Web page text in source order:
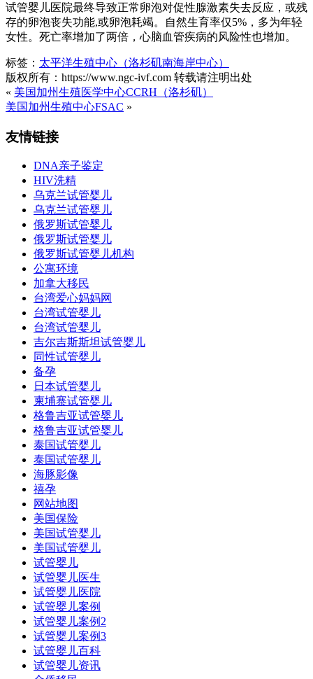
试管婴儿医院最终导致正常卵泡对促性腺激素失去反应，或残
存的卵泡丧失功能,或卵泡耗竭。自然生育率仅5%，多为年轻
女性。死亡率增加了两倍，心脑血管疾病的风险性也增加。
标签： 太平洋生殖中心（洛杉矶南海岸中心）
版权所有：https://www.ngc-ivf.com 转载请注明出处
« 美国加州生殖医学中心CCRH（洛杉矶）
美国加州生殖中心FSAC »
友情链接
DNA亲子鉴定
HIV洗精
乌克兰试管婴儿
乌克兰试管婴儿
俄罗斯试管婴儿
俄罗斯试管婴儿
俄罗斯试管婴儿机构
公寓环境
加拿大移民
台湾爱心妈妈网
台湾试管婴儿
台湾试管婴儿
吉尔吉斯斯坦试管婴儿
同性试管婴儿
备孕
日本试管婴儿
柬埔寨试管婴儿
格鲁吉亚试管婴儿
格鲁吉亚试管婴儿
泰国试管婴儿
泰国试管婴儿
海豚影像
禧孕
网站地图
美国保险
美国试管婴儿
美国试管婴儿
试管婴儿
试管婴儿医生
试管婴儿医院
试管婴儿案例
试管婴儿案例2
试管婴儿案例3
试管婴儿百科
试管婴儿资讯